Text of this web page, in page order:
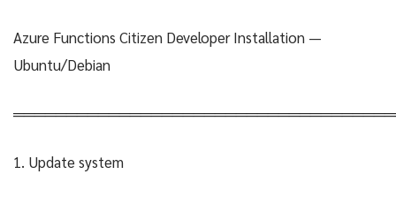
Azure Functions Citizen Developer Installation —
Ubuntu/Debian
1. Update system